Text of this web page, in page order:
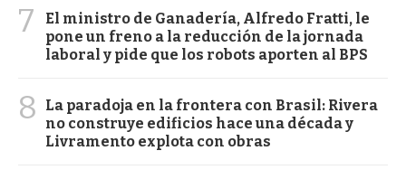
7
El ministro de Ganadería, Alfredo Fratti, le
pone un freno a la reducción de la jornada
laboral y pide que los robots aporten al BPS
8
La paradoja en la frontera con Brasil: Rivera
no construye edificios hace una década y
Livramento explota con obras